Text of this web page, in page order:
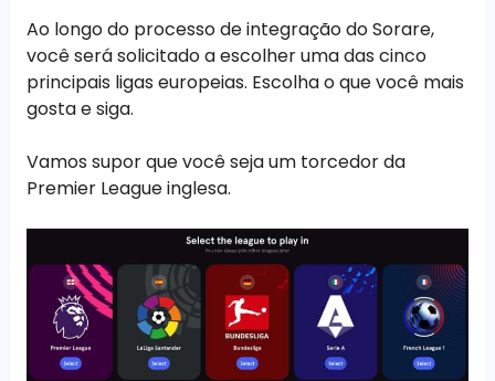
Ao longo do processo de integração do Sorare,
você será solicitado a escolher uma das cinco
principais ligas europeias. Escolha o que você mais
gosta e siga.
Vamos supor que você seja um torcedor da
Premier League inglesa.